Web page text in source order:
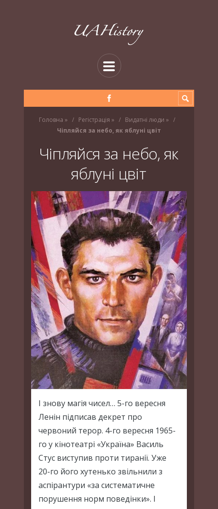
Головна » Регістрація » Видатні люди »
Чіпляйся за небо, як яблуні цвіт
Чіпляйся за небо, як
яблуні цвіт
І знову магія чисел… 5-го вересня
Ленін підписав декрет про
червоний терор. 4-го вересня 1965-
го у кінотеатрі «Україна» Василь
Стус виступив проти тиранії. Уже
20-го його хутенько звільнили з
аспірантури «за систематичне
порушення норм поведінки». І